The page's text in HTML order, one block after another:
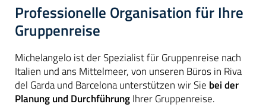
Professionelle Organisation für Ihre
Gruppenreise
Michelangelo ist der Spezialist für Gruppenreise nach
Italien und ans Mittelmeer, von unseren Büros in Riva
del Garda und Barcelona unterstützen wir Sie bei der
Planung und DurchführungIhrer Gruppenreise.